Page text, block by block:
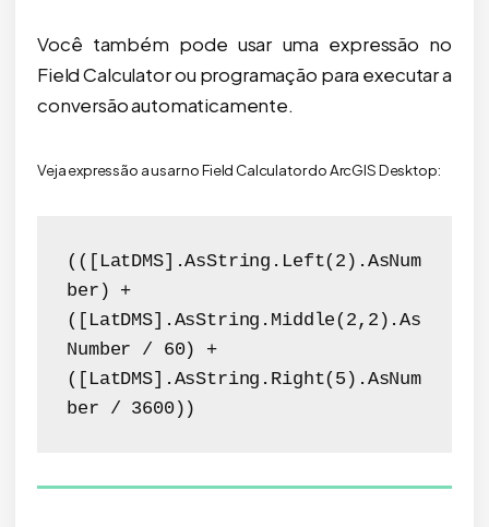
Você também pode usar uma expressão no
Field Calculator ou programação para executar a
conversão automaticamente.
Veja expressão a usar no Field Calculator do ArcGIS Desktop:
(([LatDMS].AsString.Left(2).AsNum
ber) +
([LatDMS].AsString.Middle(2,2).As
Number / 60) +
([LatDMS].AsString.Right(5).AsNum
ber / 3600))